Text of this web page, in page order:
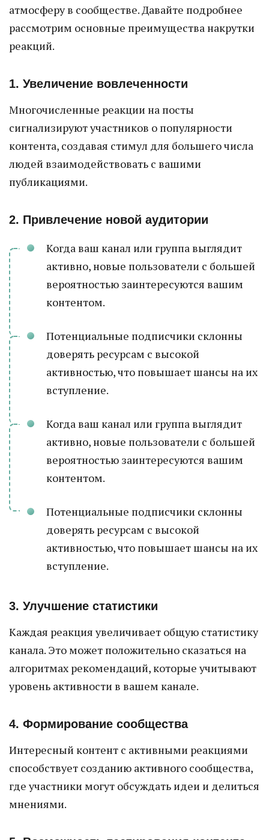
атмосферу в сообществе. Давайте подробнее
рассмотрим основные преимущества накрутки
реакций.
1. Увеличение вовлеченности
Многочисленные реакции на посты
сигнализируют участников о популярности
контента, создавая стимул для большего числа
людей взаимодействовать с вашими
публикациями.
2. Привлечение новой аудитории
Когда ваш канал или группа выглядит
активно, новые пользователи с большей
вероятностью заинтересуются вашим
контентом.
Потенциальные подписчики склонны
доверять ресурсам с высокой
активностью, что повышает шансы на их
вступление.
Когда ваш канал или группа выглядит
активно, новые пользователи с большей
вероятностью заинтересуются вашим
контентом.
Потенциальные подписчики склонны
доверять ресурсам с высокой
активностью, что повышает шансы на их
вступление.
3. Улучшение статистики
Каждая реакция увеличивает общую статистику
канала. Это может положительно сказаться на
алгоритмах рекомендаций, которые учитывают
уровень активности в вашем канале.
4. Формирование сообщества
Интересный контент с активными реакциями
способствует созданию активного сообщества,
где участники могут обсуждать идеи и делиться
мнениями.